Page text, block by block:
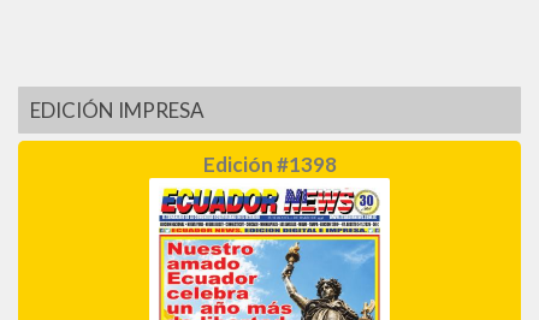
EDICIÓN IMPRESA
Edición #1398